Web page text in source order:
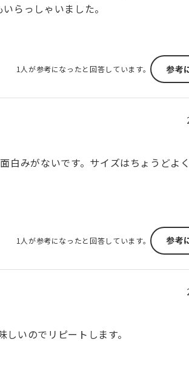
らっしゃいました。
1人が参考になったと回答しています。 参考
白みがないです。サイズはちょうどよ
1人が参考になったと回答しています。 参考
いのでリピートします。